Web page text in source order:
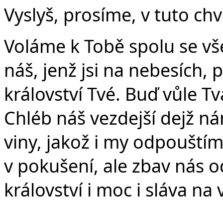
Vyslyš, prosíme, v tuto
Voláme k Tobě spolu se
náš, jenž jsi na nebesích,
království Tvé. Buď vůle
Chléb náš vezdejší dejž
viny, jakož i my
v pokušení, ale zbav nás
království i moc i sláva na